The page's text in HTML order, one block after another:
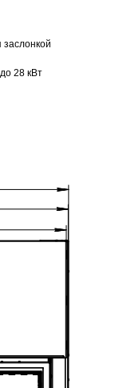
заслонкой
28 кВт